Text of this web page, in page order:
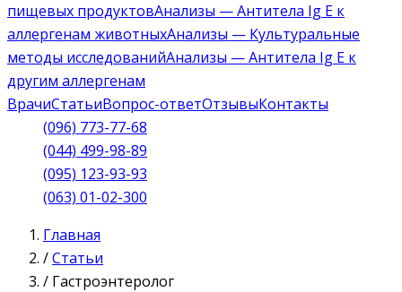
пищевых продуктовАнализы — Антитела Ig E к
аллергенам животныхАнализы — Культуральные
методы исследованийАнализы — Антитела Ig E к
другим аллергенам
ВрачиСтатьиВопрос-ответОтзывыКонтакты
(096) 773-77-68
(044) 499-98-89
(095) 123-93-93
(063) 01-02-300
Главная
/Статьи
/ Гастроэнтеролог